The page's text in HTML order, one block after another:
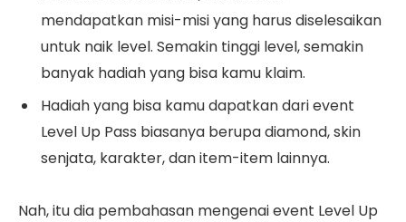
mendapatkan misi-misi yang harus diselesaikan
untuk naik level. Semakin tinggi level, semakin
banyak hadiah yang bisa kamu klaim.
Hadiah yang bisa kamu dapatkan dari event
Level Up Pass biasanya berupa diamond, skin
senjata, karakter, dan item-item lainnya.
Nah, itu dia pembahasan mengenai event Level Up